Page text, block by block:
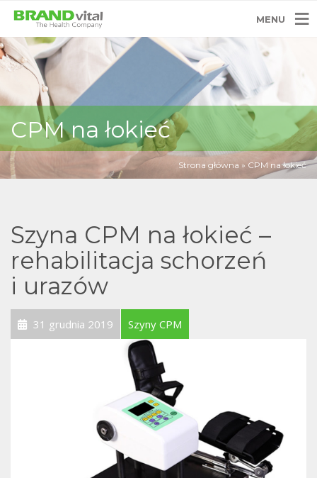
MENU
CPM na łokieć
Strona główna » CPM na łokieć
Szyna CPM na łokieć –
rehabilitacja schorzeń
i urazów
31 grudnia 2019 Szyny CPM